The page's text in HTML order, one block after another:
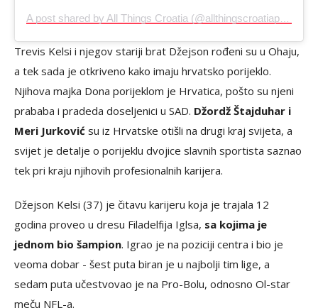
A post shared by All Things Croatia (@allthingscroatiapodcast)
Trevis Kelsi i njegov stariji brat Džejson rođeni su u Ohaju,
a tek sada je otkriveno kako imaju hrvatsko porijeklo.
Njihova majka Dona porijeklom je Hrvatica, pošto su njeni
prababa i pradeda doseljenici u SAD. Džordž Štajduhar i
Meri Jurković su iz Hrvatske otišli na drugi kraj svijeta, a
svijet je detalje o porijeklu dvojice slavnih sportista saznao
tek pri kraju njihovih profesionalnih karijera.
Džejson Kelsi (37) je čitavu karijeru koja je trajala 12
godina proveo u dresu Filadelfija Iglsa, sa kojima je
jednom bio šampion. Igrao je na poziciji centra i bio je
veoma dobar - šest puta biran je u najbolji tim lige, a
sedam puta učestvovao je na Pro-Bolu, odnosno Ol-star
meču NFL-a.